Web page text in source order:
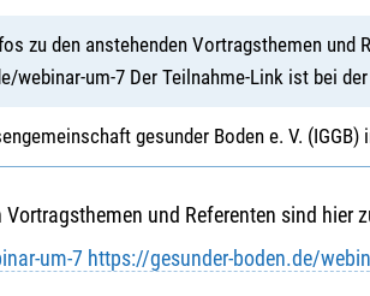
zu den anstehenden Vortragsthemen und
webinar-um-7 Der Teilnahme-Link ist bei
gesunder Boden e. V.
und Referenten sind hier
um-7 https://gesunder-boden.de/